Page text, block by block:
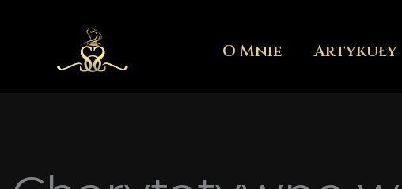
O Mnie Artykuły